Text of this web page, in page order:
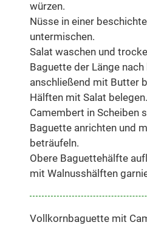
würzen.
Nüsse in einer
untermischen.
Salat waschen und
Baguette der Länge nach
anschließend mit Butter
Hälften mit Salat belegen.
Camembert in Scheiben
Baguette anrichten und
beträufeln.
Obere Baguettehälfte
mit Walnusshälften
Vollkornbaguette mit